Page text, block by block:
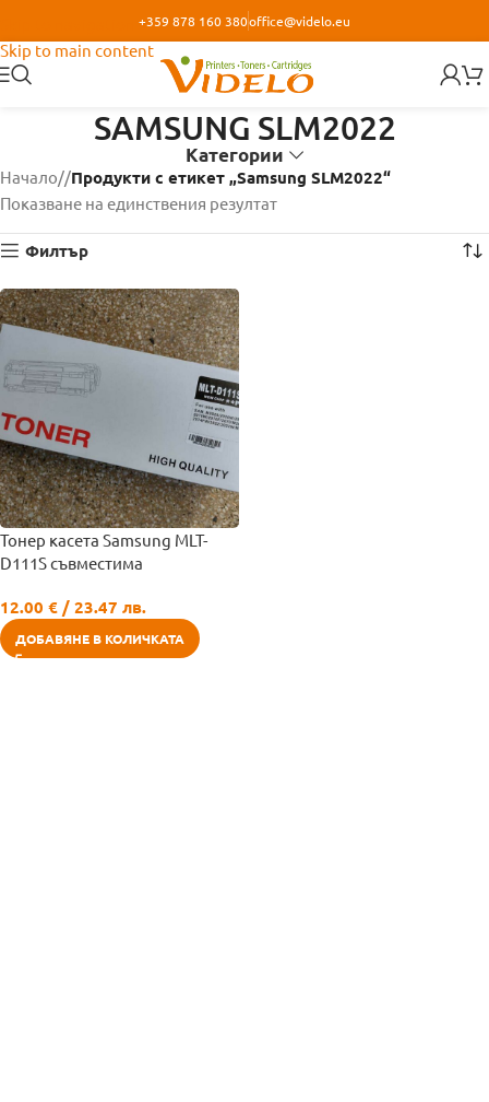
Skip to main content
+359 878 160 380office@videlo.eu
SAMSUNG SLM2022
Категории
Начало/ Продукти с етикет „Samsung SLM2022“
Показване на единствения резултат
Филтър
Тонер касета Samsung MLT-
D111S съвместима
12.00 € / 23.47 лв.
ДОБАВЯНЕ В КОЛИЧКАТА